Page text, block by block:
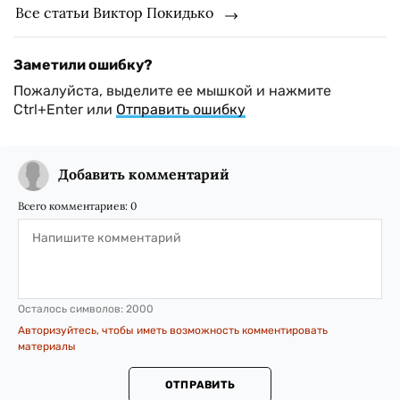
Все статьи Виктор Покидько
Заметили ошибку?
Пожалуйста, выделите ее мышкой и нажмите
Ctrl+Enter или Отправить ошибку
Добавить комментарий
Всего комментариев: 0
Осталось символов: 2000
Авторизуйтесь, чтобы иметь возможность комментировать
материалы
ОТПРАВИТЬ